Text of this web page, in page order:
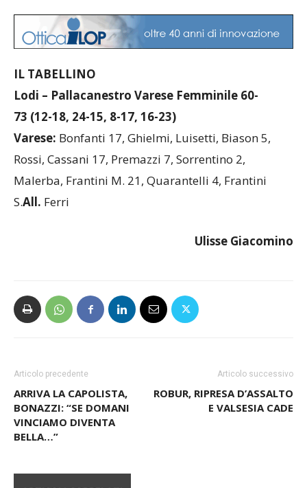
IL TABELLINO
Lodi – Pallacanestro Varese Femminile 60-
73 (12-18, 24-15, 8-17, 16-23)
Varese: Bonfanti 17, Ghielmi, Luisetti, Biason 5,
Rossi, Cassani 17, Premazzi 7, Sorrentino 2,
Malerba, Frantini M. 21, Quarantelli 4, Frantini
S.All. Ferri
Ulisse Giacomino
Articolo precedente
ARRIVA LA CAPOLISTA,
BONAZZI: “SE DOMANI
VINCIAMO DIVENTA
BELLA…”
Articolo successivo
ROBUR, RIPRESA D’ASSALTO
E VALSESIA CADE